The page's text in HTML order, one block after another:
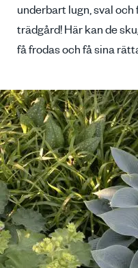
underbart lugn, sval
trädgård! Här kan de
få frodas och få sina